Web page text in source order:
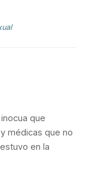
que
médicas que no
en la